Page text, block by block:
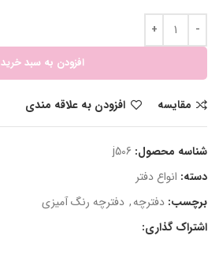
افزودن به سبد خرید
مقایسه افزودن به علاقه مندی
شناسه محصول: j506
دسته: انواع دفتر
برچسب: دفترچه, دفترچه رنگ آمیزی
اشتراک گذاری: